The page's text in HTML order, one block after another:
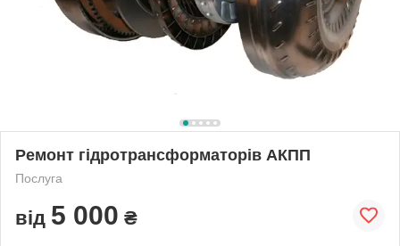
Ремонт гідротрансформаторів АКПП
Послуга
від 5 000 ₴